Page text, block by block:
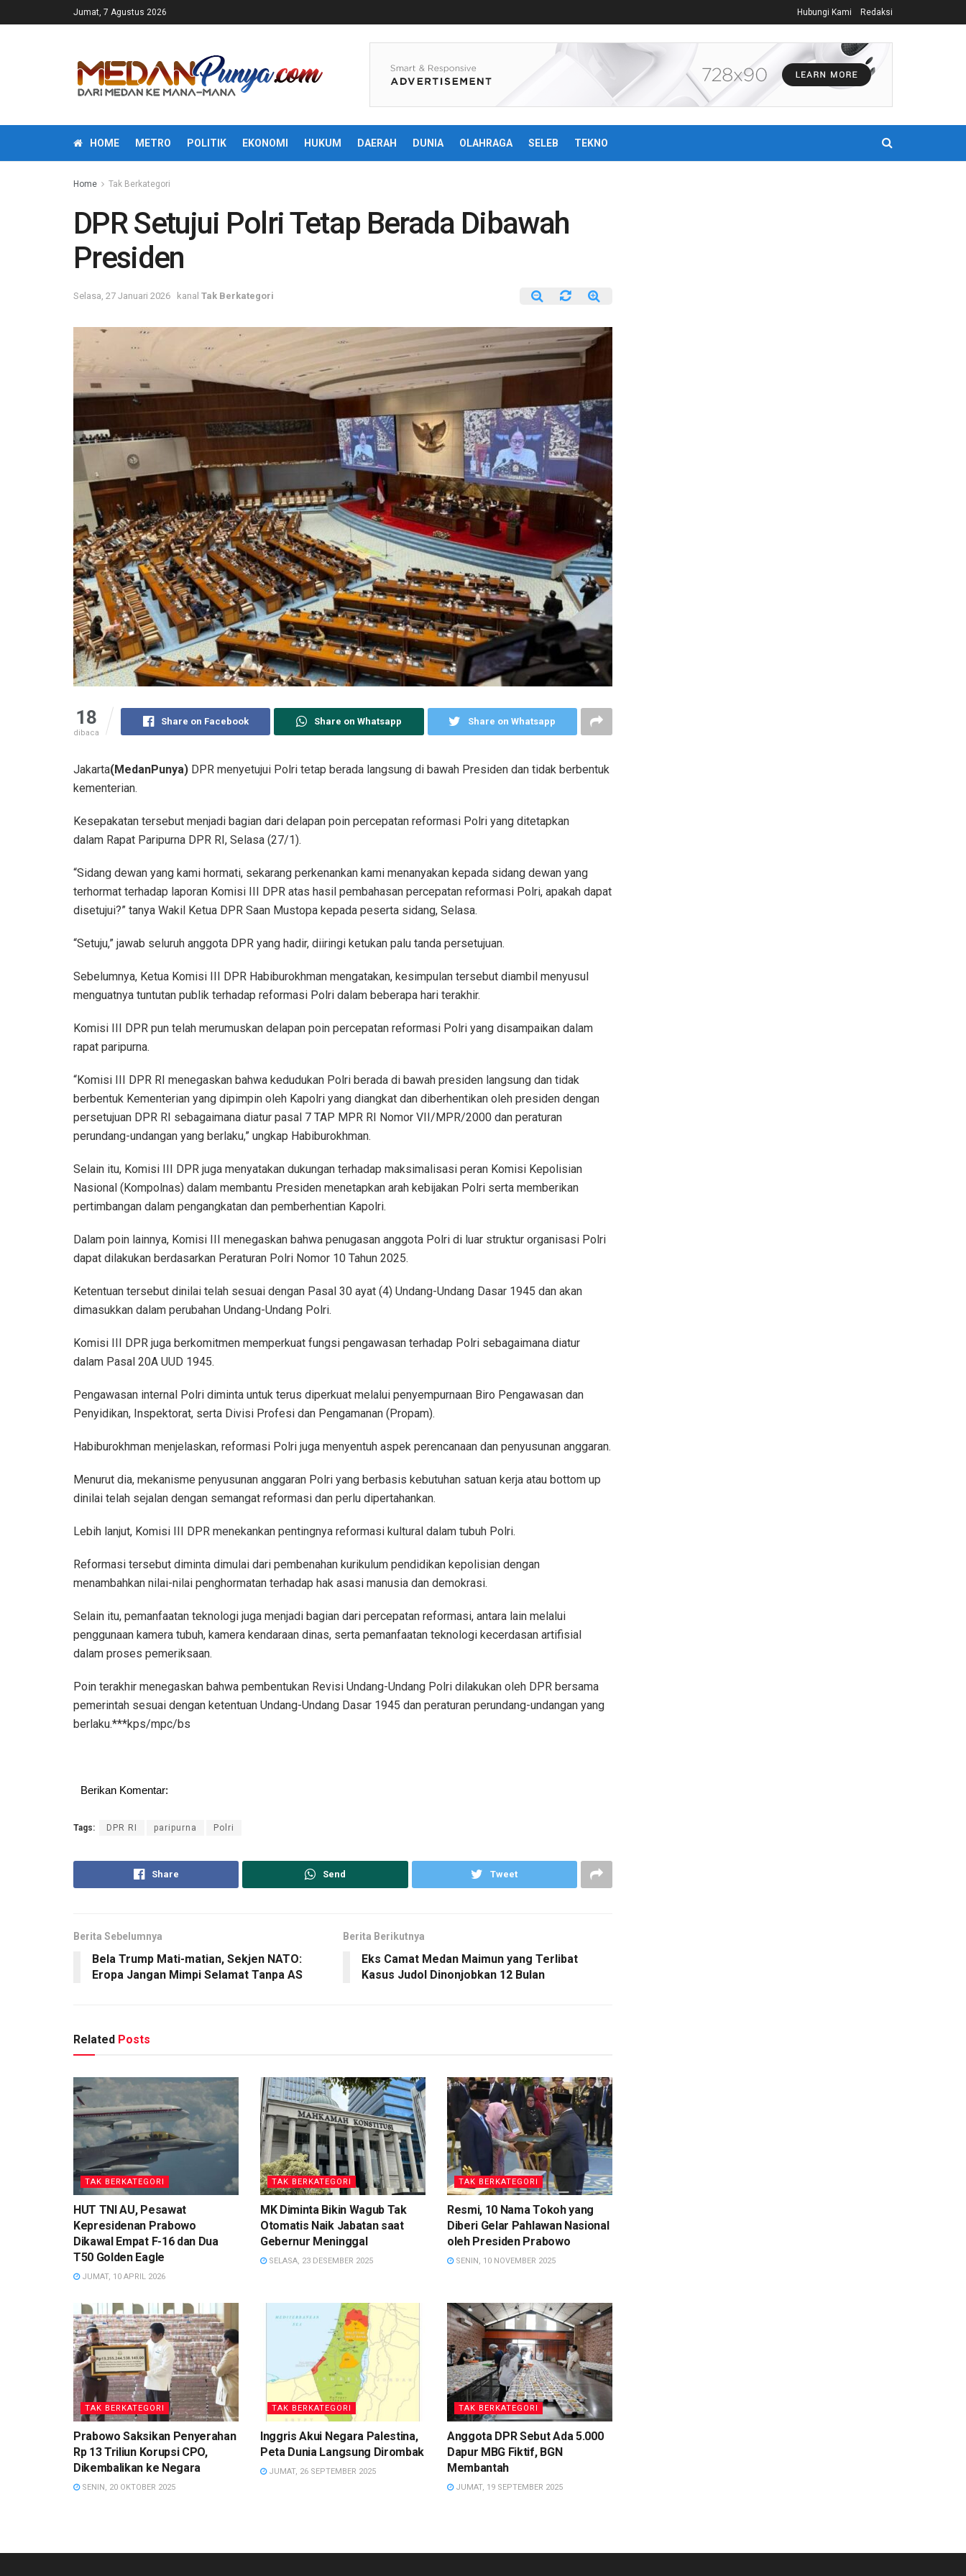
Jumat, 7 Agustus 2026 Hubungi Kami Redaksi
HOME METRO POLITIK EKONOMI HUKUM DAERAH DUNIA OLAHRAGA SELEB TEKNO
Home Tak Berkategori
DPR Setujui Polri Tetap Berada Dibawah
Presiden
Selasa, 27 Januari 2026 kanal Tak Berkategori
18
dibaca
Share on Facebook Share on Whatsapp Share on Whatsapp
Jakarta(MedanPunya) DPR menyetujui Polri tetap berada langsung di bawah Presiden dan tidak berbentuk
kementerian.
Kesepakatan tersebut menjadi bagian dari delapan poin percepatan reformasi Polri yang ditetapkan
dalam Rapat Paripurna DPR RI, Selasa (27/1).
“Sidang dewan yang kami hormati, sekarang perkenankan kami menanyakan kepada sidang dewan yang
terhormat terhadap laporan Komisi III DPR atas hasil pembahasan percepatan reformasi Polri, apakah dapat
disetujui?” tanya Wakil Ketua DPR Saan Mustopa kepada peserta sidang, Selasa.
“Setuju,” jawab seluruh anggota DPR yang hadir, diiringi ketukan palu tanda persetujuan.
Sebelumnya, Ketua Komisi III DPR Habiburokhman mengatakan, kesimpulan tersebut diambil menyusul
menguatnya tuntutan publik terhadap reformasi Polri dalam beberapa hari terakhir.
Komisi III DPR pun telah merumuskan delapan poin percepatan reformasi Polri yang disampaikan dalam
rapat paripurna.
“Komisi III DPR RI menegaskan bahwa kedudukan Polri berada di bawah presiden langsung dan tidak
berbentuk Kementerian yang dipimpin oleh Kapolri yang diangkat dan diberhentikan oleh presiden dengan
persetujuan DPR RI sebagaimana diatur pasal 7 TAP MPR RI Nomor VII/MPR/2000 dan peraturan
perundang-undangan yang berlaku,” ungkap Habiburokhman.
Selain itu, Komisi III DPR juga menyatakan dukungan terhadap maksimalisasi peran Komisi Kepolisian
Nasional (Kompolnas) dalam membantu Presiden menetapkan arah kebijakan Polri serta memberikan
pertimbangan dalam pengangkatan dan pemberhentian Kapolri.
Dalam poin lainnya, Komisi III menegaskan bahwa penugasan anggota Polri di luar struktur organisasi Polri
dapat dilakukan berdasarkan Peraturan Polri Nomor 10 Tahun 2025.
Ketentuan tersebut dinilai telah sesuai dengan Pasal 30 ayat (4) Undang-Undang Dasar 1945 dan akan
dimasukkan dalam perubahan Undang-Undang Polri.
Komisi III DPR juga berkomitmen memperkuat fungsi pengawasan terhadap Polri sebagaimana diatur
dalam Pasal 20A UUD 1945.
Pengawasan internal Polri diminta untuk terus diperkuat melalui penyempurnaan Biro Pengawasan dan
Penyidikan, Inspektorat, serta Divisi Profesi dan Pengamanan (Propam).
Habiburokhman menjelaskan, reformasi Polri juga menyentuh aspek perencanaan dan penyusunan anggaran.
Menurut dia, mekanisme penyusunan anggaran Polri yang berbasis kebutuhan satuan kerja atau bottom up
dinilai telah sejalan dengan semangat reformasi dan perlu dipertahankan.
Lebih lanjut, Komisi III DPR menekankan pentingnya reformasi kultural dalam tubuh Polri.
Reformasi tersebut diminta dimulai dari pembenahan kurikulum pendidikan kepolisian dengan
menambahkan nilai-nilai penghormatan terhadap hak asasi manusia dan demokrasi.
Selain itu, pemanfaatan teknologi juga menjadi bagian dari percepatan reformasi, antara lain melalui
penggunaan kamera tubuh, kamera kendaraan dinas, serta pemanfaatan teknologi kecerdasan artifisial
dalam proses pemeriksaan.
Poin terakhir menegaskan bahwa pembentukan Revisi Undang-Undang Polri dilakukan oleh DPR bersama
pemerintah sesuai dengan ketentuan Undang-Undang Dasar 1945 dan peraturan perundang-undangan yang
berlaku.***kps/mpc/bs
Berikan Komentar:
Tags: DPR RI paripurna Polri
Share Send Tweet
Berita Sebelumnya
Bela Trump Mati-matian, Sekjen NATO:
Eropa Jangan Mimpi Selamat Tanpa AS
Berita Berikutnya
Eks Camat Medan Maimun yang Terlibat
Kasus Judol Dinonjobkan 12 Bulan
Related Posts
TAK BERKATEGORI
HUT TNI AU, Pesawat
Kepresidenan Prabowo
Dikawal Empat F-16 dan Dua
T50 Golden Eagle
JUMAT, 10 APRIL 2026
TAK BERKATEGORI
MK Diminta Bikin Wagub Tak
Otomatis Naik Jabatan saat
Gebernur Meninggal
SELASA, 23 DESEMBER 2025
TAK BERKATEGORI
Resmi, 10 Nama Tokoh yang
Diberi Gelar Pahlawan Nasional
oleh Presiden Prabowo
SENIN, 10 NOVEMBER 2025
TAK BERKATEGORI
Prabowo Saksikan Penyerahan
Rp 13 Triliun Korupsi CPO,
Dikembalikan ke Negara
SENIN, 20 OKTOBER 2025
TAK BERKATEGORI
Inggris Akui Negara Palestina,
Peta Dunia Langsung Dirombak
JUMAT, 26 SEPTEMBER 2025
TAK BERKATEGORI
Anggota DPR Sebut Ada 5.000
Dapur MBG Fiktif, BGN
Membantah
JUMAT, 19 SEPTEMBER 2025